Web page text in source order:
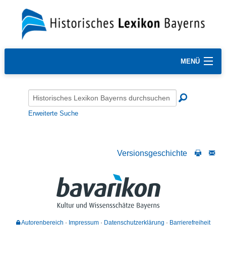
MENÜ
Erweiterte Suche
Versionsgeschichte
Autorenbereich Impressum Datenschutzerklärung Barrierefreiheit